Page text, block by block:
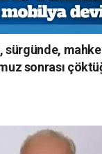
sürgünde,
sonrası